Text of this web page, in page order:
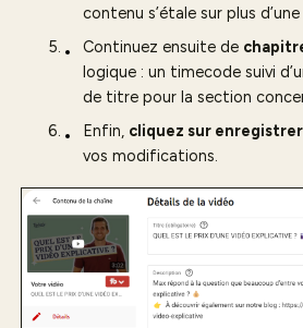
contenu s’étale sur plus d’une
Continuez ensuite de
logique : un timecode suivi
de titre pour la section
Enfin, cliquez sur enregistrer
vos modifications.